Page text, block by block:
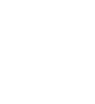
and Zhao, Heri
Wirth,